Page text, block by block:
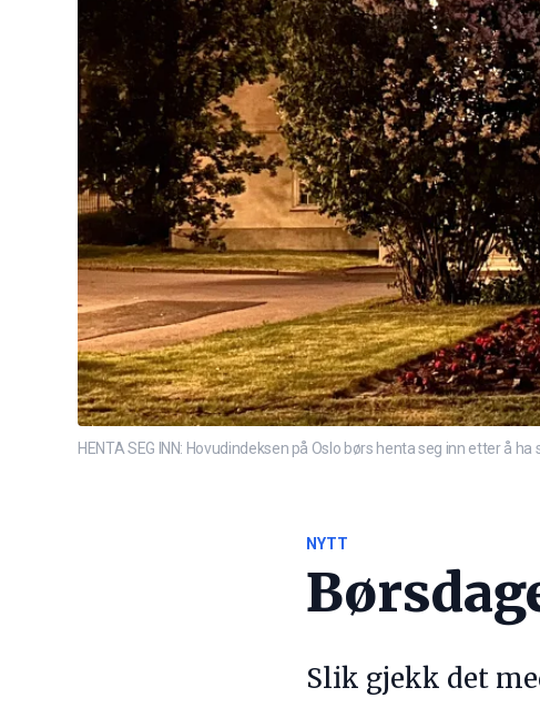
HENTA SEG INN: Hovudindeksen på Oslo børs henta seg inn etter å
NYTT
Slik gjekk det